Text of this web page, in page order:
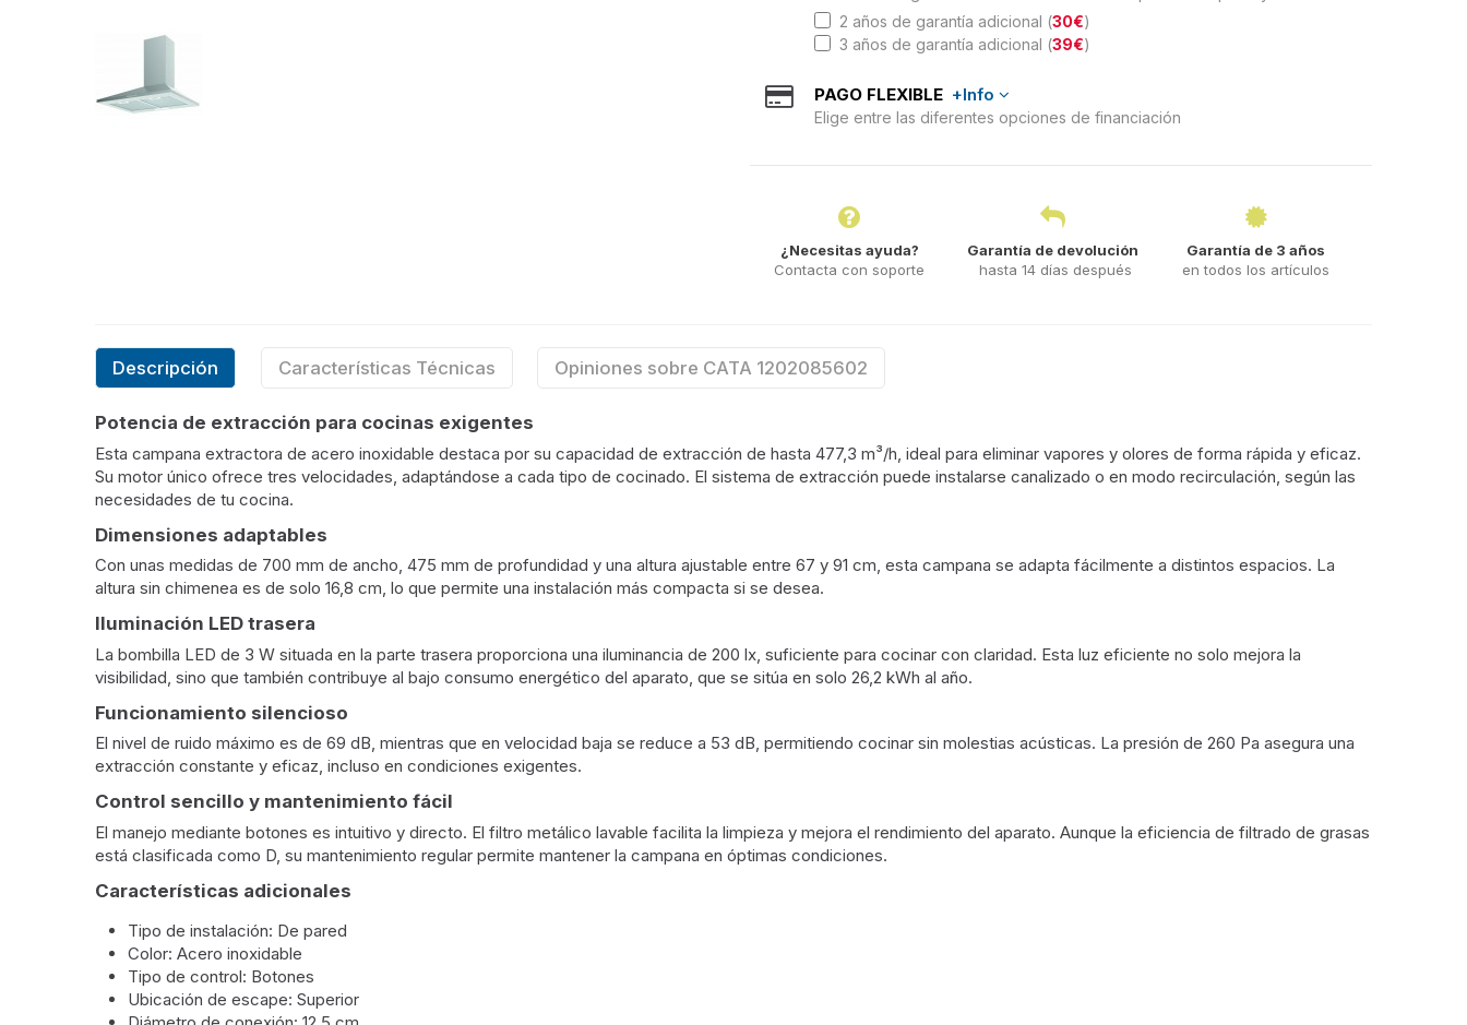
2 años de garantía adicional (30€)
3 años de garantía adicional (39€)
PAGO FLEXIBLE +Info
Elige entre las diferentes opciones de financiación
¿Necesitas ayuda?
Contacta con soporte
Garantía de devolución
hasta 14 días después
Garantía de 3 años
en todos los artículos
Descripción Características Técnicas Opiniones sobre CATA 1202085602
Potencia de extracción para cocinas exigentes
Esta campana extractora de acero inoxidable destaca por su capacidad de extracción de hasta 477,3 m³/h, ideal para eliminar vapores y olores de forma rápida y eficaz.
Su motor único ofrece tres velocidades, adaptándose a cada tipo de cocinado. El sistema de extracción puede instalarse canalizado o en modo recirculación, según las
necesidades de tu cocina.
Dimensiones adaptables
Con unas medidas de 700 mm de ancho, 475 mm de profundidad y una altura ajustable entre 67 y 91 cm, esta campana se adapta fácilmente a distintos espacios. La
altura sin chimenea es de solo 16,8 cm, lo que permite una instalación más compacta si se desea.
Iluminación LED trasera
La bombilla LED de 3 W situada en la parte trasera proporciona una iluminancia de 200 lx, suficiente para cocinar con claridad. Esta luz eficiente no solo mejora la
visibilidad, sino que también contribuye al bajo consumo energético del aparato, que se sitúa en solo 26,2 kWh al año.
Funcionamiento silencioso
El nivel de ruido máximo es de 69 dB, mientras que en velocidad baja se reduce a 53 dB, permitiendo cocinar sin molestias acústicas. La presión de 260 Pa asegura una
extracción constante y eficaz, incluso en condiciones exigentes.
Control sencillo y mantenimiento fácil
El manejo mediante botones es intuitivo y directo. El filtro metálico lavable facilita la limpieza y mejora el rendimiento del aparato. Aunque la eficiencia de filtrado de grasas
está clasificada como D, su mantenimiento regular permite mantener la campana en óptimas condiciones.
Características adicionales
Tipo de instalación: De pared
Color: Acero inoxidable
Tipo de control: Botones
Ubicación de escape: Superior